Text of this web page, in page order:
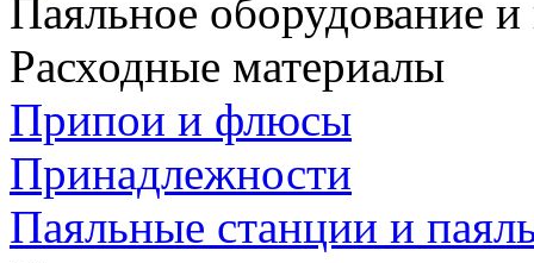
Паяльное оборудование
Расходные материалы
Припои и флюсы
Принадлежности
Паяльные станции и